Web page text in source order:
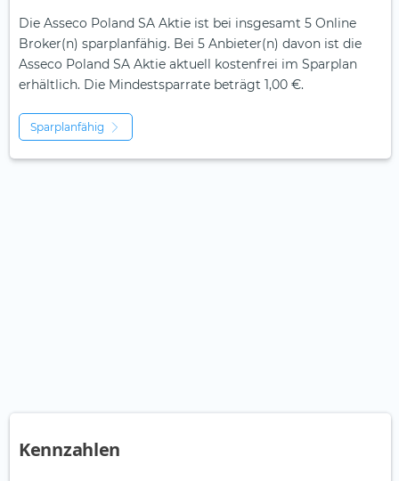
Die Asseco Poland SA Aktie ist bei insgesamt 5 Online
Broker(n) sparplanfähig. Bei 5 Anbieter(n) davon ist die
Asseco Poland SA Aktie aktuell kostenfrei im Sparplan
erhältlich. Die Mindestsparrate beträgt 1,00 €.
Sparplanfähig
Kennzahlen